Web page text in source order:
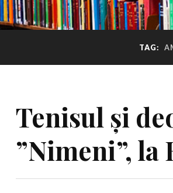
TAG:
Tenisul și
”Nimeni”, la